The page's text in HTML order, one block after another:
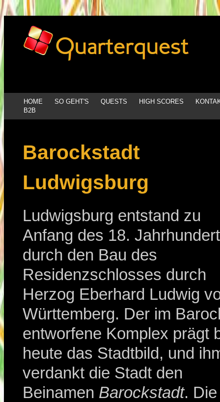
HOME SO GEHT'S QUESTS HIGH SCORES
B2B
Barockstadt
Ludwigsburg
Ludwigsburg entstand zu
Anfang des 18.
durch den Bau des
Residenzschlosses durch
Herzog Eberhard Ludwig
Württemberg. Der im
entworfene Komplex prägt
heute das Stadtbild, und
verdankt die Stadt den
Beinamen Barockstadt. Die